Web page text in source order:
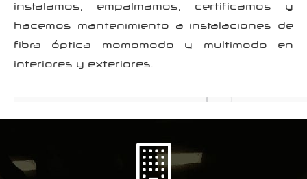
instalamos, empalmamos, certificamos y
hacemos mantenimiento a instalaciones de
fibra óptica momomodo y multimodo en
interiores y exteriores.